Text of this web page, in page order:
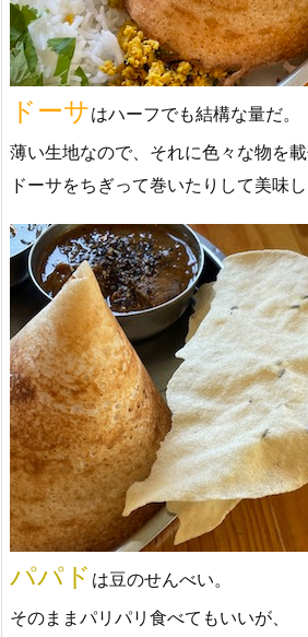
ドーサはハーフでも結構な量だ。
薄い生地なので、それに色々な物を載
ドーサをちぎって巻いたりして美味し
パパド は豆のせんべい。
そのままパリパリ食べてもいいが、